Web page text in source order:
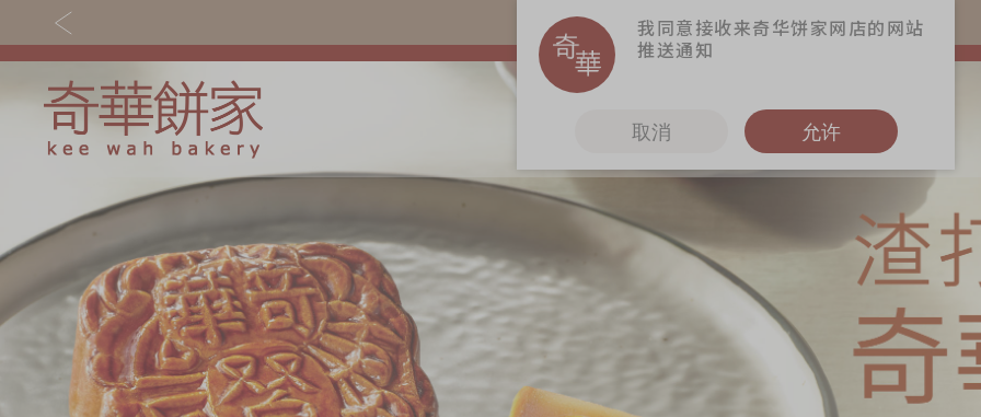
易赏钱会员凭推广码购买现货产品可赚易赏钱($5=1分)
关于奇华
奇华传奇
最新推广
分店网络
商务销售
至尊月饼
贺年食品
嫁喜礼饼
手信礼品
奇华Fans
奇华工作坊
奇华茶室
联络奇华
迪斯尼米
奇与好友
奇华
奇华
我同意接收来奇华饼家网店的网站
推送通知
取消 允许